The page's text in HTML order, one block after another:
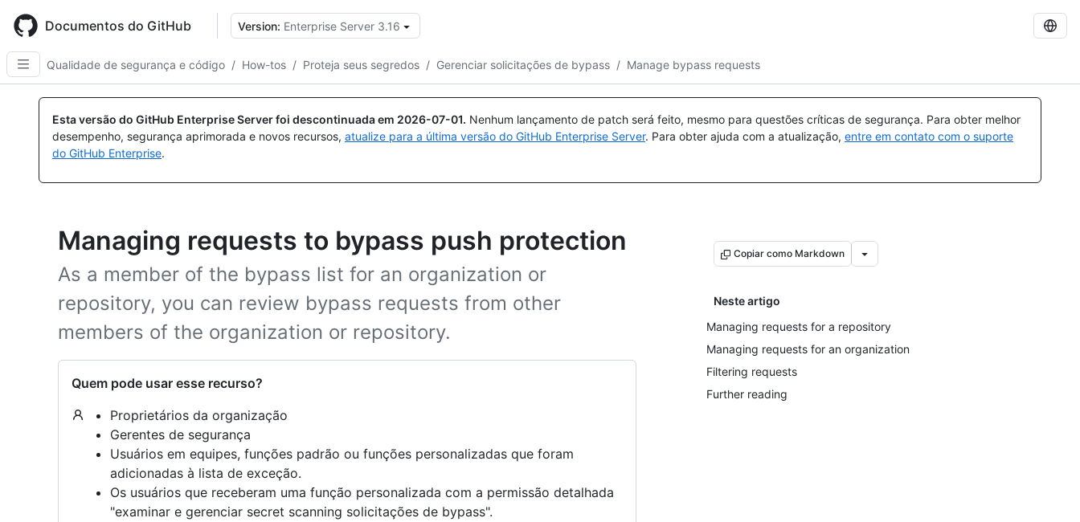
main
content
Documentos do GitHub Version: Enterprise Server 3.16
Qualidade de segurança e código / How-tos / Proteja seus segredos / Gerenciar solicitações de bypass / Manage bypass requests
Esta versão do GitHub Enterprise Server foi descontinuada em 2026-07-01. Nenhum lançamento de patch será feito, mesmo para questões críticas de segurança. Para obter melhor
desempenho, segurança aprimorada e novos recursos, atualize para a última versão do GitHub Enterprise Server. Para obter ajuda com a atualização, entre em contato com o suporte
do GitHub Enterprise.
Managing requests to bypass push protection
As a member of the bypass list for an organization or
repository, you can review bypass requests from other
members of the organization or repository.
Quem pode usar esse recurso?
Proprietários da organização
Gerentes de segurança
Usuários em equipes, funções padrão ou funções personalizadas que foram
adicionadas à lista de exceção.
Os usuários que receberam uma função personalizada com a permissão detalhada
"examinar e gerenciar secret scanning solicitações de bypass".
Copiar como Markdown
Neste artigo
Managing requests for a repository
Managing requests for an organization
Filtering requests
Further reading